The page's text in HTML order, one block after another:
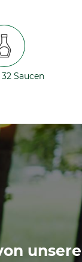
Saucen